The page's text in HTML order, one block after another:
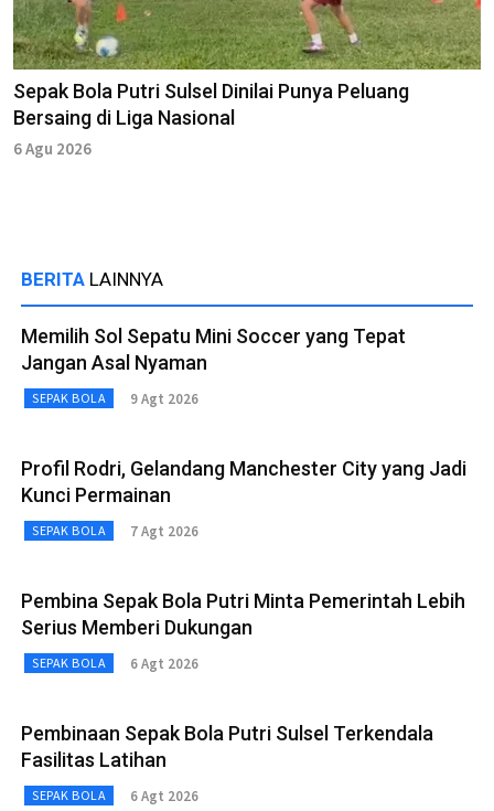
Sepak Bola Putri Sulsel Dinilai Punya Peluang
Bersaing di Liga Nasional
6 Agu 2026
BERITA LAINNYA
Memilih Sol Sepatu Mini Soccer yang Tepat
Jangan Asal Nyaman
SEPAK BOLA 9 Agt 2026
Profil Rodri, Gelandang Manchester City yang Jadi
Kunci Permainan
SEPAK BOLA 7 Agt 2026
Pembina Sepak Bola Putri Minta Pemerintah Lebih
Serius Memberi Dukungan
SEPAK BOLA 6 Agt 2026
Pembinaan Sepak Bola Putri Sulsel Terkendala
Fasilitas Latihan
SEPAK BOLA 6 Agt 2026